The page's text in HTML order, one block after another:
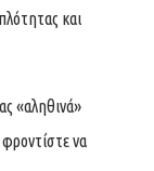
και
«αληθινά»
να